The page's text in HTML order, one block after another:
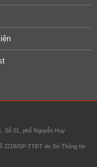
Số 01, phố Nguyễn Huy
2216/GP-TTĐT do Sở Thông tin